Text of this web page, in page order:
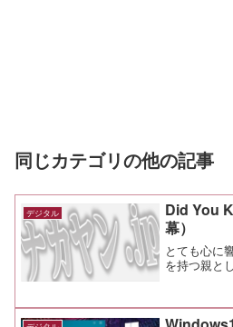
同じカテゴリの他の記事
デジタル
Did You
幕）
とても心に
を持つ親と